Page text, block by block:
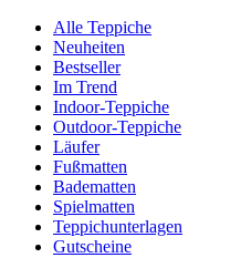
Alle Teppiche
Neuheiten
Bestseller
Im Trend
Indoor-Teppiche
Outdoor-Teppiche
Läufer
Fußmatten
Badematten
Spielmatten
Teppichunterlagen
Gutscheine